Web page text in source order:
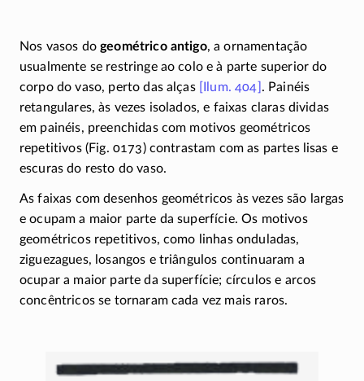
Nos vasos dogeométrico antigo, a ornamentação
usualmente se restringe ao colo e à parte superior do
corpo do vaso, perto das alças
[Ilum. 404] . Painéis
retangulares, às vezes isolados, e faixas claras dividas
em painéis, preenchidas com motivos geométricos
repetitivos (Fig. 0173) contrastam com as partes lisas e
escuras do resto do vaso.
As faixas com desenhos geométricos às vezes são largas
e ocupam a maior parte da superfície. Os motivos
geométricos repetitivos, como linhas onduladas,
ziguezagues, losangos e triângulos continuaram a
ocupar a maior parte da superfície; círculos e arcos
concêntricos se tornaram cada vez mais raros.